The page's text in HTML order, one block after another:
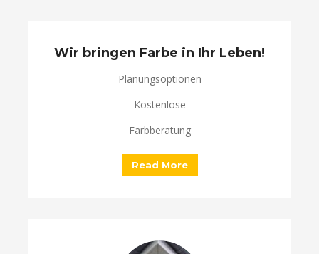
Wir bringen Farbe in Ihr Leben!
Planungsoptionen
Kostenlose
Farbberatung
Read More